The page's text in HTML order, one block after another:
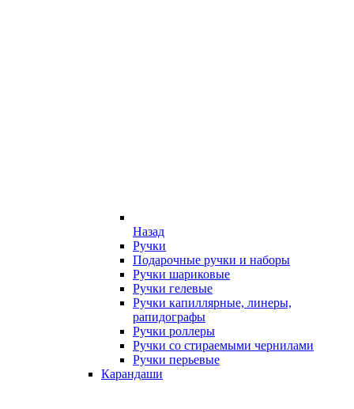
Назад
Ручки
Подарочные ручки и наборы
Ручки шариковые
Ручки гелевые
Ручки капиллярные, линеры,
рапидографы
Ручки роллеры
Ручки со стираемыми чернилами
Ручки перьевые
Карандаши